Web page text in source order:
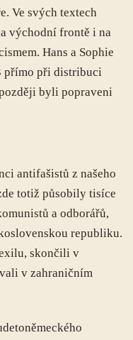
Ve svých textech
východní frontě i na
Hans a Sophie
přímo při distribuci
byli popraveni
antifašistů z našeho
totiž působily tisíce
a odborářů,
republiku.
skončili v
v zahraničním